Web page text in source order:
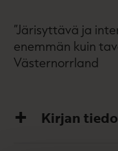
”Järisyttävä ja
enemmän kuin
Västernorrland
Kirjan